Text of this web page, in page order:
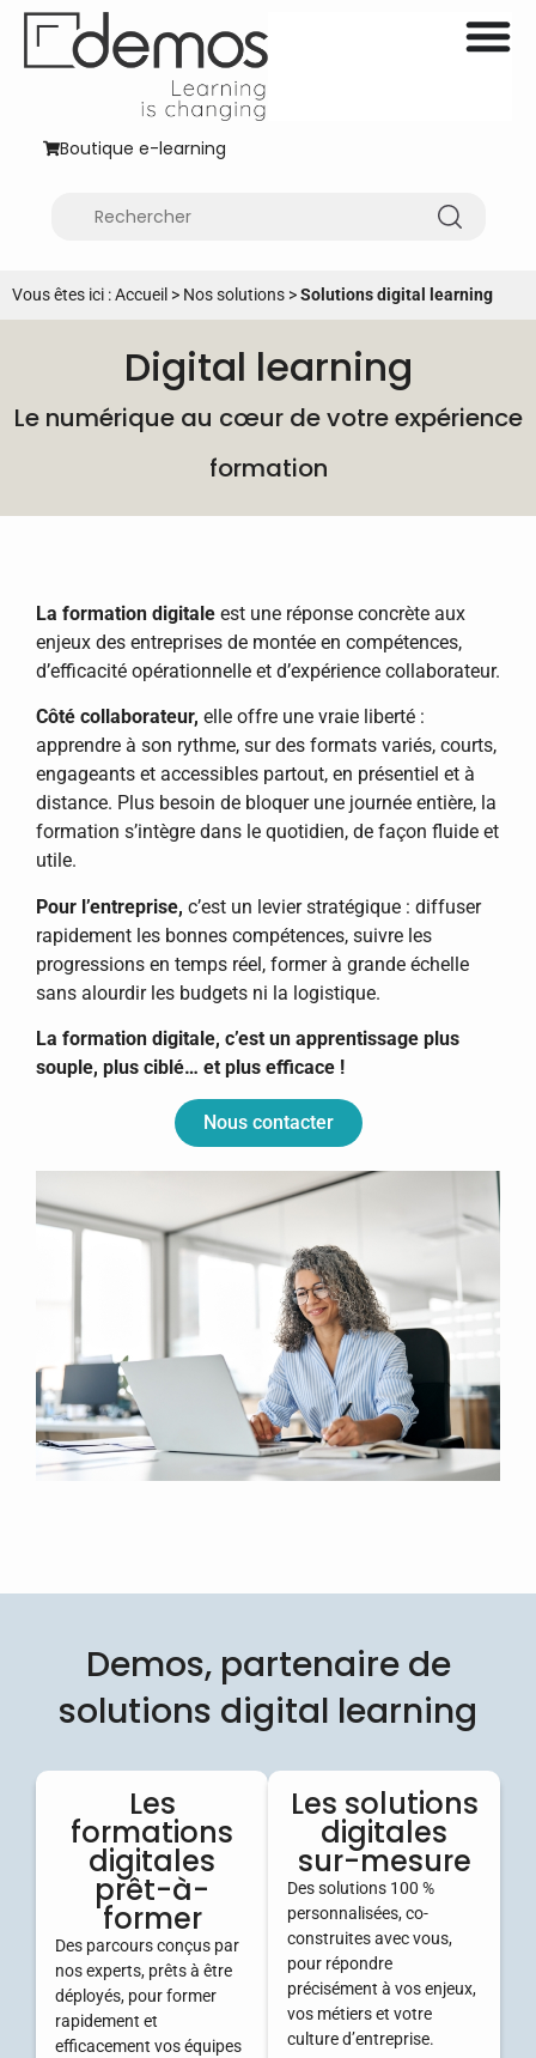
Boutique e-learning
Vous êtes ici :Accueil > Nos solutions >Solutions digital learning
Digital learning
Le numérique au cœur de votre expérience
formation
La formation digitale est une réponse concrète aux
enjeux des entreprises de montée en compétences,
d’efficacité opérationnelle et d’expérience collaborateur.
Côté collaborateur, elle offre une vraie liberté :
apprendre à son rythme, sur des formats variés, courts,
engageants et accessibles partout, en présentiel et à
distance. Plus besoin de bloquer une journée entière, la
formation s’intègre dans le quotidien, de façon fluide et
utile.
Pour l’entreprise, c’est un levier stratégique : diffuser
rapidement les bonnes compétences, suivre les
progressions en temps réel, former à grande échelle
sans alourdir les budgets ni la logistique.
La formation digitale, c’est un apprentissage plus
souple, plus ciblé… et plus efficace !
Nous contacter
Demos, partenaire de
solutions digital learning
Les
formations
digitales
prêt-à-
former
Des parcours conçus par
nos experts, prêts à être
déployés, pour former
rapidement et
efficacement vos équipes
Les solutions
digitales
sur-mesure
Des solutions 100 %
personnalisées, co-
construites avec vous,
pour répondre
précisément à vos enjeux,
vos métiers et votre
culture d’entreprise.